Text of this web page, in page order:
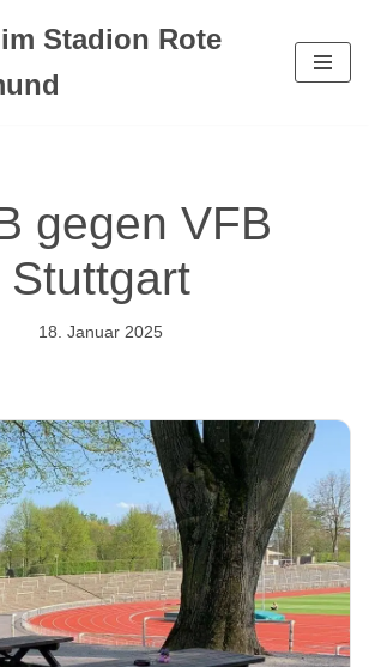
Stadion Rote
gegen VFB
Stuttgart
18. Januar 2025